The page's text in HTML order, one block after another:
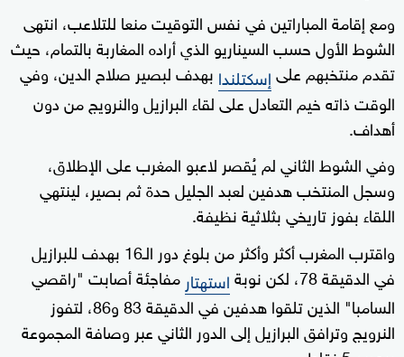
ومع إقامة المباراتين في نفس التوقيت منعا للتلاعب، انتهى
الشوط الأول حسب السيناريو الذي أراده المغاربة بالتمام، حيث
تقدم منتخبهم علىإسكتلندا بهدف لبصير صلاح الدين، وفي
الوقت ذاته خيم التعادل على لقاء البرازيل والنرويج من دون
أهداف.
وفي الشوط الثاني لم يُقصر لاعبو المغرب على الإطلاق،
وسجل المنتخب هدفين لعبد الجليل حدة ثم بصير، لينتهي
اللقاء بفوز تاريخي بثلاثية نظيفة.
واقترب المغرب أكثر وأكثر من بلوغ دور الـ16 بهدف للبرازيل
في الدقيقة 78، لكن نوبة
استهتار مفاجئة أصابت "راقصي
السامبا" الذين تلقوا هدفين في الدقيقة 83 و86، لتفوز
النرويج وترافق البرازيل إلى الدور الثاني عبر وصافة المجموعة